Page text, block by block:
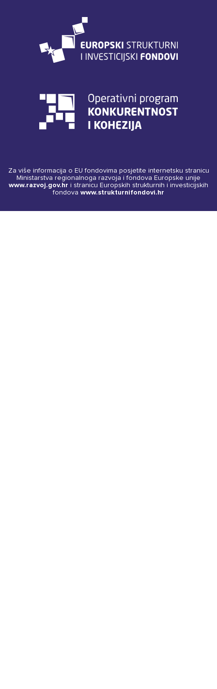
Za više informacija o EU fondovima posjetite internetsku stranicu
Ministarstva regionalnoga razvoja i fondova Europske unije
www.razvoj.gov.hr i stranicu Europskih strukturnih i investicijskih
fondova www.strukturnifondovi.hr